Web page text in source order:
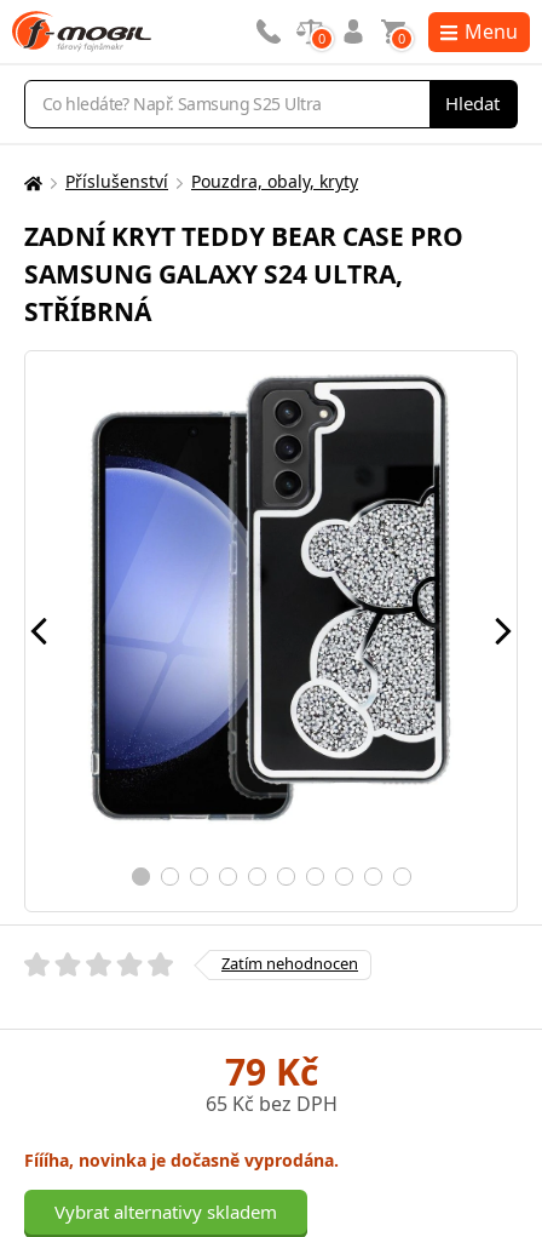
Vyhledávání
Hledat
0 0 Menu
Zde
nacházíte:
Příslušenství Pouzdra, obaly, kryty
ZADNÍ KRYT TEDDY BEAR CASE PRO
SAMSUNG GALAXY S24 ULTRA,
STŘÍBRNÁ
Zatím nehodnocen
79 Kč
65 Kč bez DPH
Fíííha, novinka je dočasně vyprodána.
Vybrat alternativy skladem